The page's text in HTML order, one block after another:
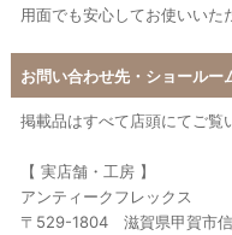
用面でも安心してお使いいた
お問い合わせ先・ショールー
掲載品はすべて店頭にてご覧
【 実店舗・工房 】
アンティークフレックス
〒529-1804 滋賀県甲賀市信